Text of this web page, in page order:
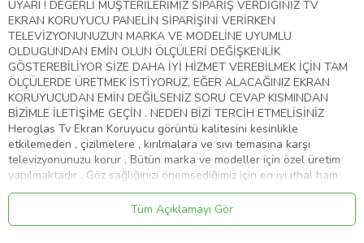
UYARI ! DEGERLİ MÜŞTERİLERİMİZ SİPARİŞ VERDİGİNİZ TV
EKRAN KORUYUCU PANELİN SİPARİŞİNİ VERİRKEN
TELEVİZYONUNUZUN MARKA VE MODELİNE UYUMLU
OLDUGUNDAN EMİN OLUN ÖLÇÜLERİ DEĞİŞKENLİK
GÖSTEREBİLİYOR SİZE DAHA İYİ HİZMET VEREBİLMEK İÇİN TAM
ÖLÇÜLERDE ÜRETMEK İSTİYORUZ, EĞER ALACAĞINIZ EKRAN
KORUYUCUDAN EMİN DEĞİLSENİZ SORU CEVAP KISMINDAN
BİZİMLE İLETİŞİME GEÇİN . NEDEN BİZİ TERCİH ETMELİSİNİZ
Heroglas Tv Ekran Koruyucu görüntü kalitesini kesinlikle
etkilemeden , çizilmelere , kırılmalara ve sıvı temasına karşı
televizyonunuzu korur . Bütün marka ve modeller için özel üretim
yapılmaktadır . Göz sağlığınızı önemsediğimiz için en iyi ithal ham
maddeyi kullanıyoruz .Ekranınızın yıllar sonra dahi ilk gün ki gibi
kalmasını sağlar Ürünlerimiz görüntü , solma ve sararma kaybına
karşı 10 yıl garanti kapsamındadır . Full HD 4K - 8K ve tüm TV' ler
Tüm Açıklamayı Gör